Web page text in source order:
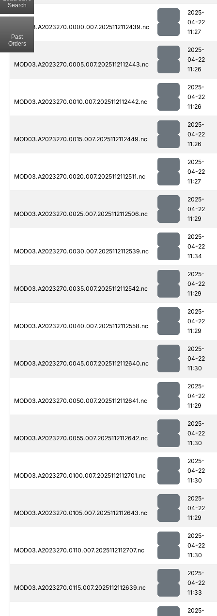
MOD03.A2023270.0000.007.2025112112439.nc
2025-
04-22
11:27
MOD03.A2023270.0005.007.2025112112443.nc
2025-
04-22
11:26
MOD03.A2023270.0010.007.2025112112442.nc
2025-
04-22
11:26
MOD03.A2023270.0015.007.2025112112449.nc
2025-
04-22
11:26
MOD03.A2023270.0020.007.2025112112511.nc
2025-
04-22
11:27
MOD03.A2023270.0025.007.2025112112506.nc
2025-
04-22
11:29
MOD03.A2023270.0030.007.2025112112539.nc
2025-
04-22
11:34
MOD03.A2023270.0035.007.2025112112542.nc
2025-
04-22
11:29
MOD03.A2023270.0040.007.2025112112558.nc
2025-
04-22
11:29
MOD03.A2023270.0045.007.2025112112640.nc
2025-
04-22
11:30
MOD03.A2023270.0050.007.2025112112641.nc
2025-
04-22
11:29
MOD03.A2023270.0055.007.2025112112642.nc
2025-
04-22
11:30
MOD03.A2023270.0100.007.2025112112701.nc
2025-
04-22
11:30
MOD03.A2023270.0105.007.2025112112643.nc
2025-
04-22
11:29
MOD03.A2023270.0110.007.2025112112707.nc
2025-
04-22
11:30
MOD03.A2023270.0115.007.2025112112639.nc
2025-
04-22
11:33
2025-
Search
Past
Orders